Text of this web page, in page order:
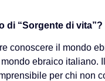
di “Sorgente di vita”?
conoscere il mondo
ebraico italiano.
per chi non